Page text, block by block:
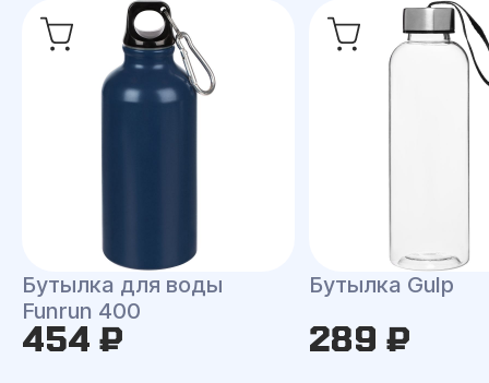
Бутылка для воды
Funrun 400
454 ₽
Бутылка Gulp
289 ₽